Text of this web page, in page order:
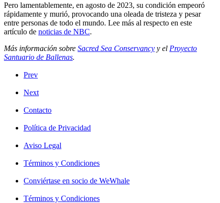
Pero lamentablemente, en agosto de 2023, su condición empeoró
rápidamente y murió, provocando una oleada de tristeza y pesar
entre personas de todo el mundo. Lee más al respecto en este
artículo de noticias de NBC.
Más información sobre Sacred Sea Conservancy y el Proyecto
Santuario de Ballenas.
Prev
Next
Contacto
Política de Privacidad
Aviso Legal
Términos y Condiciones
Conviértase en socio de WeWhale
Términos y Condiciones